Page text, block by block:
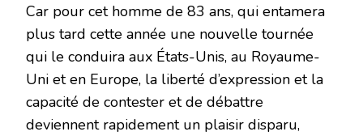
Car pour cet homme de 83 ans, qui entamera
plus tard cette année une nouvelle tournée
qui le conduira aux États-Unis, au Royaume-
Uni et en Europe, la liberté d’expression et la
capacité de contester et de débattre
deviennent rapidement un plaisir disparu,